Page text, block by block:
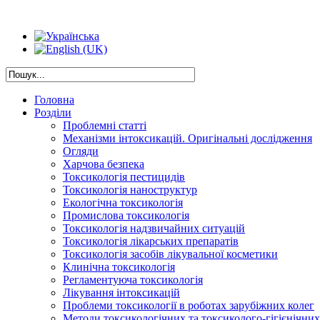
Головна
Розділи
Проблемні статті
Механізми інтоксикацій. Оригінальні дослідження
Огляди
Харчова безпека
Токсикологія пестицидів
Токсикологія наноструктур
Екологічна токсикологія
Промислова токсикологія
Токсикологія надзвичайних ситуацій
Токсикологія лікарських препаратів
Токсикологія засобів лікувальної косметики
Клинічна токсикологія
Регламентуюча токсикологія
Лікування інтоксикацій
Проблеми токсикології в роботах зарубіжних колег